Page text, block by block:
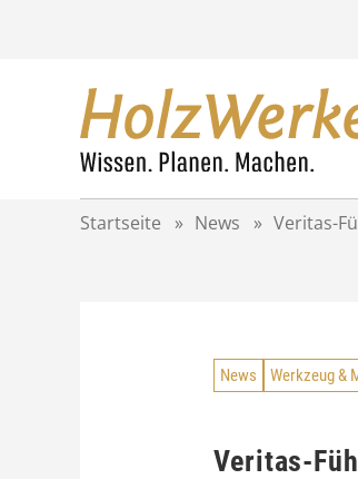
Startseite » News » Veritas-
News Werkzeug &
Veritas-